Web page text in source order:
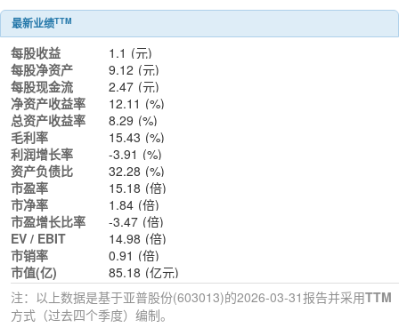
最新业绩TTM
每股收益 1.1 (元)
每股净资产
9.12 (元)
每股现金流
2.47 (元)
净资产收益率
12.11 (%)
总资产收益率
8.29 (%)
毛利率
15.43 (%)
利润增长率
-3.91 (%)
资产负债比
32.28 (%)
市盈率
15.18 (倍)
市净率
1.84 (倍)
市盈增长比率
-3.47 (倍)
EV / EBIT
14.98 (倍)
市销率
0.91 (倍)
市值(亿)
85.18 (亿元)
注：以上数据是基于亚普股份(603013)的2026-03-31报告并采用TTM
方式（过去四个季度）编制。